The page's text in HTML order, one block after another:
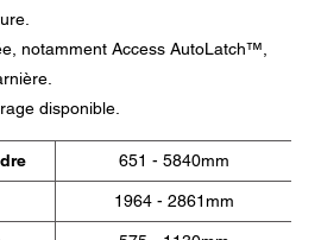
notamment Access AutoLatch™,
disponible.
651 - 5840mm
1964 - 2861mm